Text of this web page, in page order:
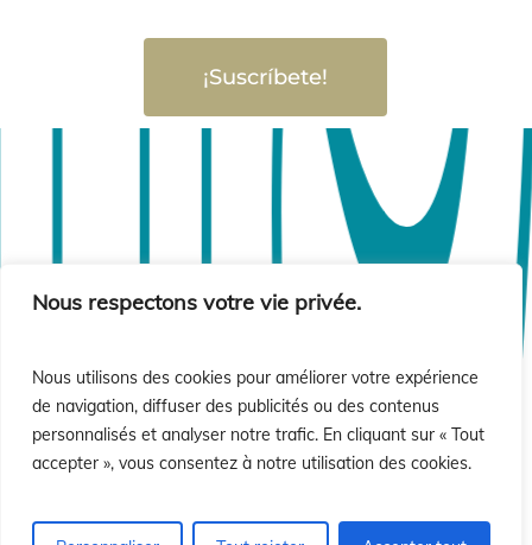
Nous respectons votre vie privée.
Nous utilisons des cookies pour améliorer votre expérience
de navigation, diffuser des publicités ou des contenus
personnalisés et analyser notre trafic. En cliquant sur « Tout
accepter », vous consentez à notre utilisation des cookies.
¡Suscríbete!